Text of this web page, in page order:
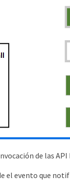
de las API
el evento que